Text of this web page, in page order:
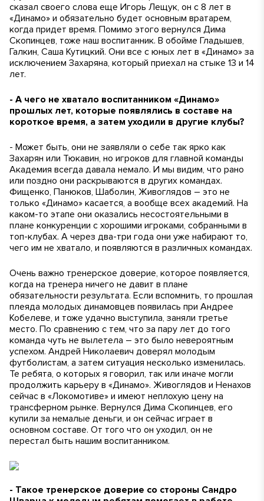
сказал своего слова еще Игорь Лещук, он с 8 лет в
«Динамо» и обязательно будет основным вратарем,
когда придет время. Помимо этого вернулся Дима
Скопинцев, тоже наш воспитанник. В обойме Гладышев,
Галкин, Саша Кутицкий. Они все с юных лет в «Динамо» за
исключением Захаряна, который приехал на стыке 13 и 14
лет.
- А чего не хватало воспитанником «Динамо»
прошлых лет, которые появлялись в составе на
короткое время, а затем уходили в другие клубы?
- Может быть, они не заявляли о себе так ярко как
Захарян или Тюкавин, но игроков для главной команды
Академия всегда давала немало. И мы видим, что рано
или поздно они раскрываются в других командах.
Фищенко, Панюков, Шаболин, Живоглядов – это не
только «Динамо» касается, а вообще всех академий. На
каком-то этапе они оказались несостоятельными в
плане конкуренции с хорошими игроками, собранными в
топ-клубах. А через два-три года они уже набирают то,
чего им не хватало, и появляются в различных командах.
Очень важно тренерское доверие, которое появляется,
когда на тренера ничего не давит в плане
обязательности результата. Если вспомнить, то прошлая
плеяда молодых динамовцев появилась при Андрее
Кобелеве, и тоже удачно выступила, заняли третье
место. По сравнению с тем, что за пару лет до того
команда чуть не вылетела – это было невероятным
успехом. Андрей Николаевич доверял молодым
футболистам, а затем ситуация несколько изменилась.
Те ребята, о которых я говорил, так или иначе могли
продолжить карьеру в «Динамо». Живоглядов и Ненахов
сейчас в «Локомотиве» и имеют неплохую цену на
трансферном рынке. Вернулся Дима Скопинцев, его
купили за немалые деньги, и он сейчас играет в
основном составе. От того что он уходил, он не
перестал быть нашим воспитанником.
- Такое тренерское доверие со стороны Сандро